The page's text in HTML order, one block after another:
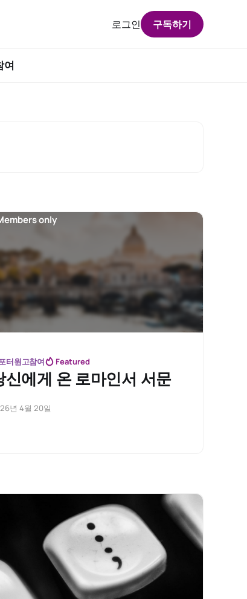
여
로그인 구독하기
only
터원고참여 Featured
신에게 온 로마인서 서문
년 4월 20일